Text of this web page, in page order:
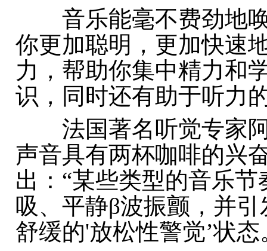
音乐能毫不费劲地唤
你更加聪明，更加快速
力，帮助你集中精力和
识，同时还有助于听力
法国著名听觉专家阿
声音具有两杯咖啡的兴
出：“某些类型的音乐
吸、平静β波振颤，并
舒缓的'放松性警觉’状态